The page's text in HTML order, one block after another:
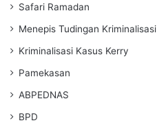
Safari Ramadan
Menepis Tudingan Kriminalisasi
Kriminalisasi Kasus Kerry
Pamekasan
ABPEDNAS
BPD